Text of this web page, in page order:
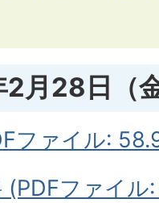
2月28日（
ファイル:
(PDFファイル